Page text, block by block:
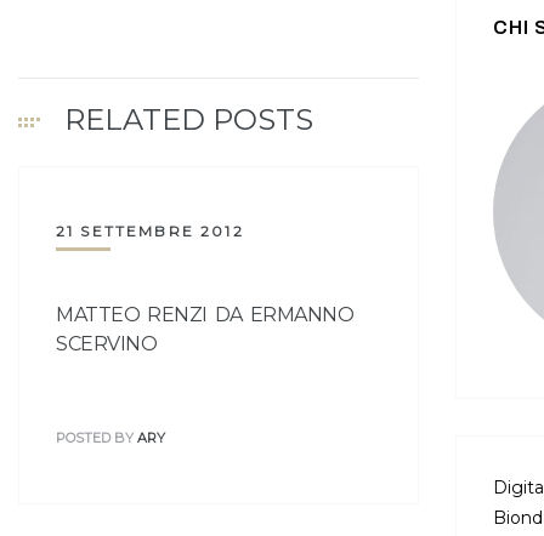
RELATED POSTS
21 SETTEMBRE 2012
MATTEO RENZI DA ERMANNO
SCERVINO
POSTED BY ARY
CHI